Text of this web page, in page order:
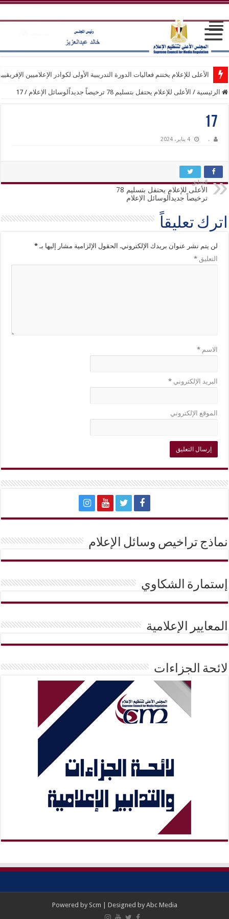
الأعلى للإعلام يختتم فعاليات الدورة التدريبية الأولى لكوادر الإعلاميين
الرئيسية / الأعلى للإعلام يحتفل بتسليم 78 ترخيصاً جديداًلوسائل الإعلام /
17
17
. 4 يناير، 2024
السابق
الأعلى للإعلام يحتفل بتسليم 78
ترخيصاً جديداًلوسائل الإعلام
اترك تعليقاً
لن يتم نشر عنوان بريدك الإلكتروني. الحقول الإلزامية مشار إليها بـ*
التعليق*
الاسم*
البريد الإلكتروني*
الموقع الإلكتروني
نماذج تراخيص وسائل الإعلام
إستمارة الشكاوي
المعايير الإعلامية
لائحة الجزاءات
Powered by Scm | Designed by Abc Media